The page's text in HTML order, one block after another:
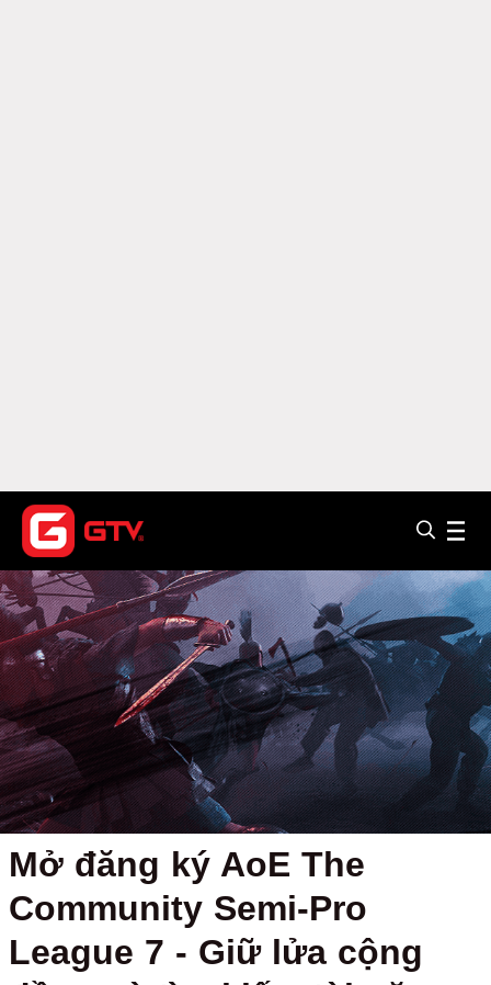
Mở đăng ký AoE The
Community Semi-Pro
League 7 - Giữ lửa cộng